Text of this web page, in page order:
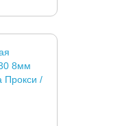
8мм
Прокси /